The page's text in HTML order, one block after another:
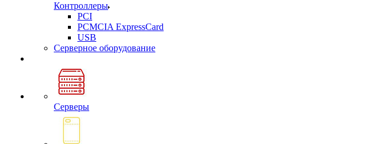
Контроллеры
PCI
PCMCIA ExpressCard
USB
Cерверное оборудование
Серверы